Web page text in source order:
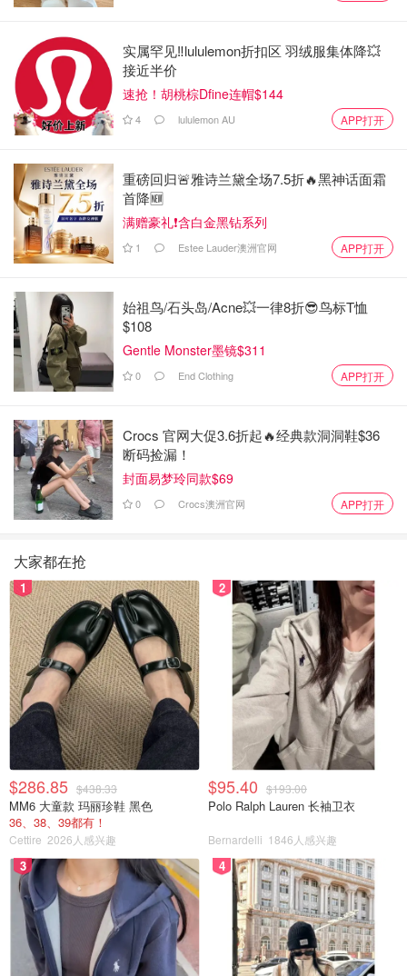
实属罕见‼️lululemon折扣区 羽绒服集体降💥
接近半价
速抢！胡桃棕Dfine连帽$144
4 lululemon AU APP打开
重磅回归🚨雅诗兰黛全场7.5折🔥黑神话面霜
首降🆕
满赠豪礼❗含白金黑钻系列
1 Estee Lauder澳洲官网 APP打开
始祖鸟/石头岛/Acne💥一律8折😎鸟标T恤
$108
Gentle Monster墨镜$311
0 End Clothing APP打开
Crocs 官网大促3.6折起🔥经典款洞洞鞋$36
断码捡漏！
封面易梦玲同款$69
0 Crocs澳洲官网 APP打开
大家都在抢
1
$286.85 $438.33
MM6 大童款 玛丽珍鞋 黑色
36、38、39都有！
Cettire 2026人感兴趣
2
$95.40 $193.00
Polo Ralph Lauren 长袖卫衣
Bernardelli 1846人感兴趣
3 4